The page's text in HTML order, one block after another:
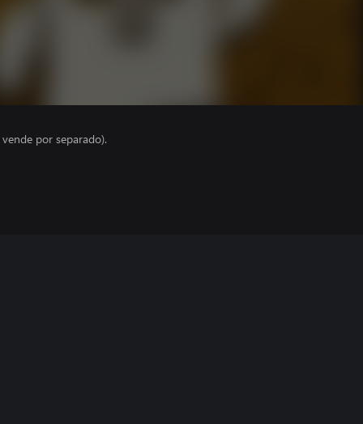
por separado).